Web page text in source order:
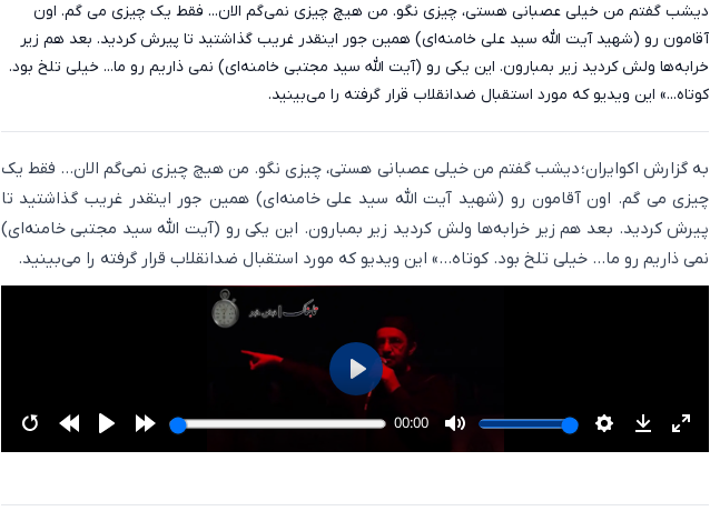
دیشب گفتم من خیلی عصبانی هستی، چیزی نگو. من هیچ چیزی نمی‌گم الان... فقط یک چیزی می گم. اون
آقامون رو (شهید آیت الله سید علی خامنه‌ای) همین جور اینقدر غریب گذاشتید تا پیرش کردید. بعد هم زیر
خرابه‌ها ولش کردید زیر بمبارون. این یکی رو (آیت الله سید مجتبی خامنه‌ای) نمی ذاریم رو ما... خیلی تلخ بود.
کوتاه...» این ویدیو که مورد استقبال ضدانقلاب قرار گرفته را می‌بینید.
به گزارش اکوایران؛ دیشب گفتم من خیلی عصبانی هستی، چیزی نگو. من هیچ چیزی نمی‌گم الان... فقط یک
چیزی می گم. اون آقامون رو (شهید آیت الله سید علی خامنه‌ای) همین جور اینقدر غریب گذاشتید تا
پیرش کردید. بعد هم زیر خرابه‌ها ولش کردید زیر بمبارون. این یکی رو (آیت الله سید مجتبی خامنه‌ای)
نمی ذاریم رو ما... خیلی تلخ بود. کوتاه...» این ویدیو که مورد استقبال ضدانقلاب قرار گرفته را می‌بینید.